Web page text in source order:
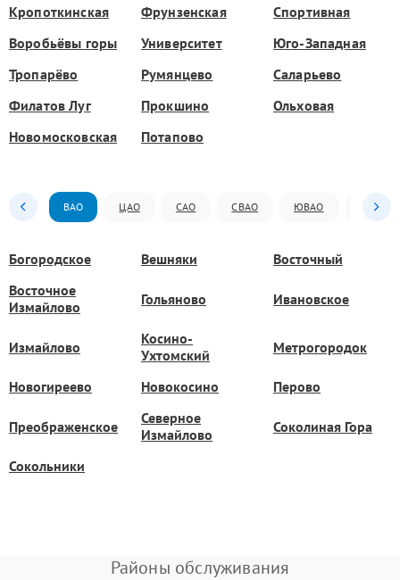
Кропоткинская Фрунзенская
Спортивная
Воробьёвы горы
Университет
Юго-Западная
Тропарёво
Румянцево
Саларьево
Филатов Луг
Прокшино
Ольховая
Новомосковская
Потапово
ВАО ЦАО САО СВАО ЮВАО ЮАО
Богородское Вешняки
Восточный
Восточное
Измайлово
Гольяново Ивановское
Измайлово
Косино-
Ухтомский
Метрогородок
Новогиреево Новокосино Перово
Преображенское
Северное
Измайлово
Соколиная Гора
Сокольники
Районы обслуживания